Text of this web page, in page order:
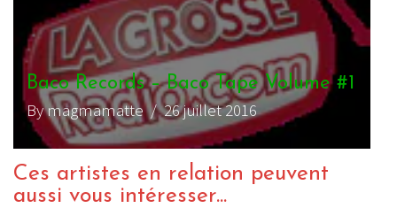
Baco Records – Baco Tape Volume #1
By magmamatte/ 26 juillet 2016
Ces artistes en relation peuvent
aussi vous intéresser...